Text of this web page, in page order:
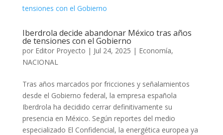
Iberdrola decide abandonar México tras años
de tensiones con el Gobierno
por Editor Proyecto | Jul 24, 2025 | Economía,
NACIONAL
Tras años marcados por fricciones y señalamientos
desde el Gobierno federal, la empresa española
Iberdrola ha decidido cerrar definitivamente su
presencia en México. Según reportes del medio
especializado El Confidencial, la energética europea ya